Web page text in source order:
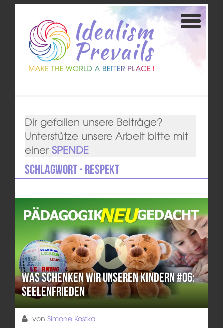
Dir gefallen unsere Beiträge?
Unterstütze unsere Arbeit bitte mit
einer SPENDE
Schlagwort - Respekt
Was schenken wir unseren Kindern #06:
Seelenfrieden
von Simone Kostka